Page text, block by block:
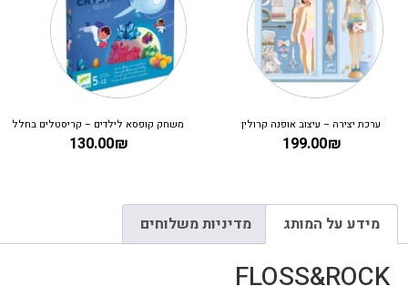
ערכת יצירה – עיצוב אופנה קרולין
199.00₪
משחק קופסא לילדים – קריסטלים בחלל
130.00₪
מידע על המותג מדיניות משלוחים
FLOSS&ROCK